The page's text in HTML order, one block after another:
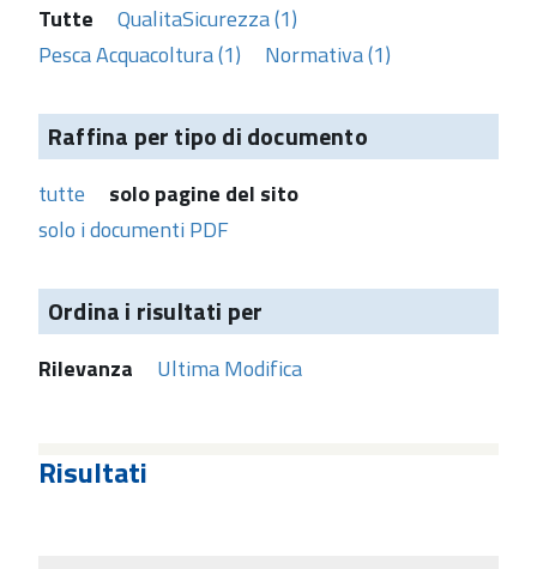
Tutte
QualitaSicurezza (1)
Pesca Acquacoltura (1)
Normativa (1)
Raffina per tipo di documento
tutte
solo pagine del sito
solo i documenti PDF
Ordina i risultati per
Rilevanza Ultima Modifica
Risultati